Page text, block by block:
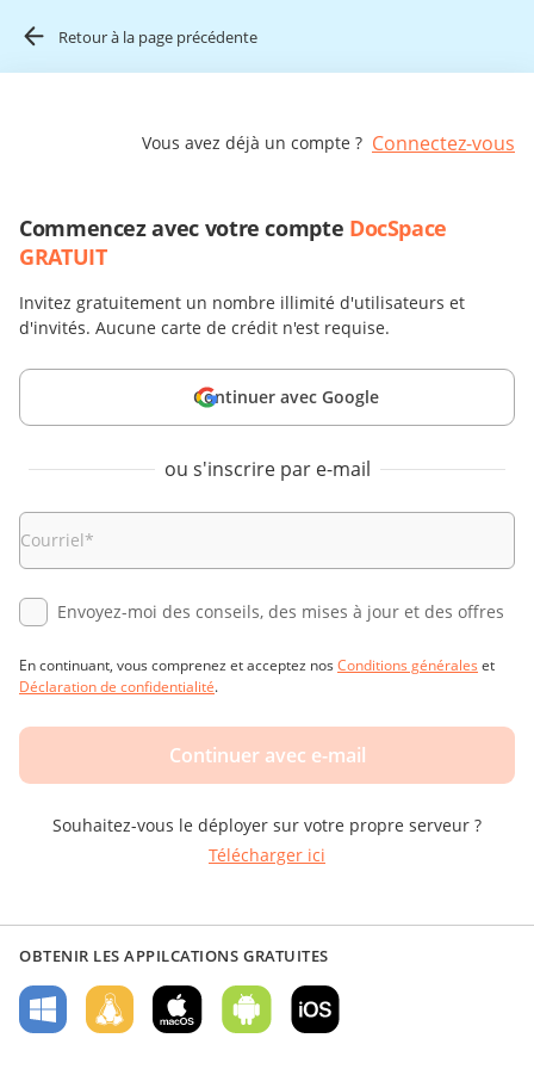
Retour à la page précédente
Vous avez déjà un compte ? Connectez-vous
Commencez avec votre compte DocSpace
GRATUIT
Invitez gratuitement un nombre illimité d'utilisateurs et
d'invités. Aucune carte de crédit n'est requise.
Continuer avec Google
ou s'inscrire par e-mail
Courriel*
Envoyez-moi des conseils, des mises à jour et des offres
En continuant, vous comprenez et acceptez nos Conditions générales et
Déclaration de confidentialité.
Continuer avec e-mail
Souhaitez-vous le déployer sur votre propre serveur ?
Télécharger ici
OBTENIR LES APPILCATIONS GRATUITES